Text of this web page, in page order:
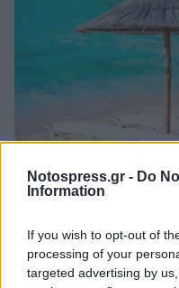
Notospress.gr - Do
Information
If you wish to opt-out of
processing of your
targeted advertising by
Άνοιξε η
υποβάλλουν
05/08/2026 12:40